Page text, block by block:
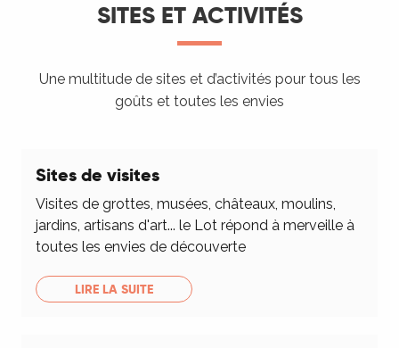
SITES ET ACTIVITÉS
Une multitude de sites et d’activités pour tous les
goûts et toutes les envies
Sites de visites
Visites de grottes, musées, châteaux, moulins,
jardins, artisans d'art... le Lot répond à merveille à
toutes les envies de découverte
LIRE LA SUITE